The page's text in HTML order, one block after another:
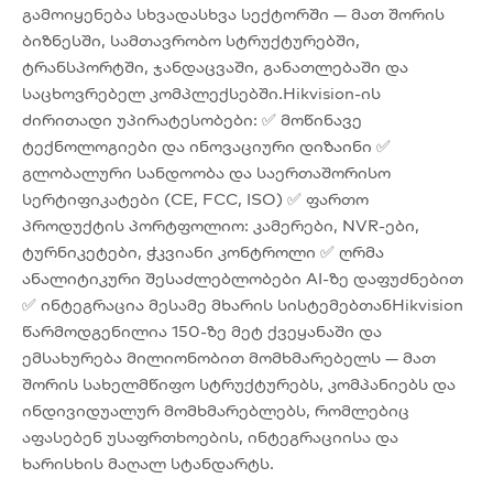
გამოიყენება სხვადასხვა სექტორში — მათ შორის
ბიზნესში, სამთავრობო სტრუქტურებში,
ტრანსპორტში, ჯანდაცვაში, განათლებაში და
საცხოვრებელ კომპლექსებში.Hikvision-ის
ძირითადი უპირატესობები: ✅ მოწინავე
ტექნოლოგიები და ინოვაციური დიზაინი ✅
გლობალური სანდოობა და საერთაშორისო
სერტიფიკატები (CE, FCC, ISO) ✅ ფართო
პროდუქტის პორტფოლიო: კამერები, NVR-ები,
ტურნიკეტები, ჭკვიანი კონტროლი ✅ ღრმა
ანალიტიკური შესაძლებლობები AI-ზე დაფუძნებით
✅ ინტეგრაცია მესამე მხარის სისტემებთანHikvision
წარმოდგენილია 150-ზე მეტ ქვეყანაში და
ემსახურება მილიონობით მომხმარებელს — მათ
შორის სახელმწიფო სტრუქტურებს, კომპანიებს და
ინდივიდუალურ მომხმარებლებს, რომლებიც
აფასებენ უსაფრთხოების, ინტეგრაციისა და
ხარისხის მაღალ სტანდარტს.